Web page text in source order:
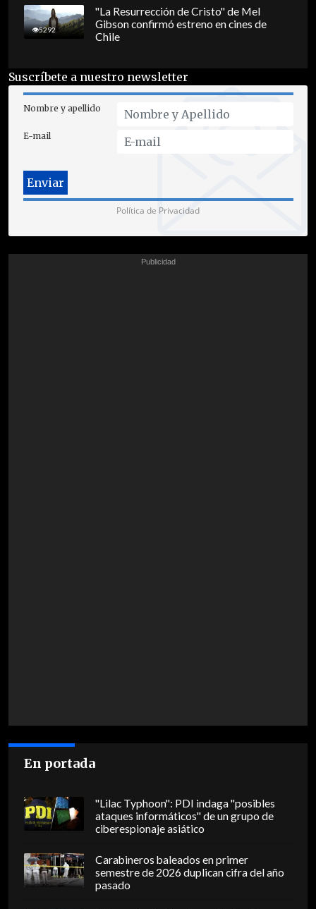
5292
"La Resurrección de Cristo" de Mel
Gibson confirmó estreno en cines de
Chile
Suscríbete a nuestro newsletter
Nombre y apellido
E-mail
Política de Privacidad
En portada
"Lilac Typhoon": PDI indaga "posibles
ataques informáticos" de un grupo de
ciberespionaje asiático
Carabineros baleados en primer
semestre de 2026 duplican cifra del año
pasado